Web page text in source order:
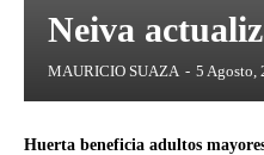
Neiva
MAURICIO SUAZA - 5 Agosto,
Huerta beneficia adultos